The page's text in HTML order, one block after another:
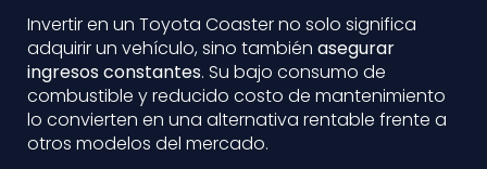
Invertir en un Toyota Coaster no solo significa
adquirir un vehículo, sino también asegurar
ingresos constantes. Su bajo consumo de
combustible y reducido costo de mantenimiento
lo convierten en una alternativa rentable frente a
otros modelos del mercado.